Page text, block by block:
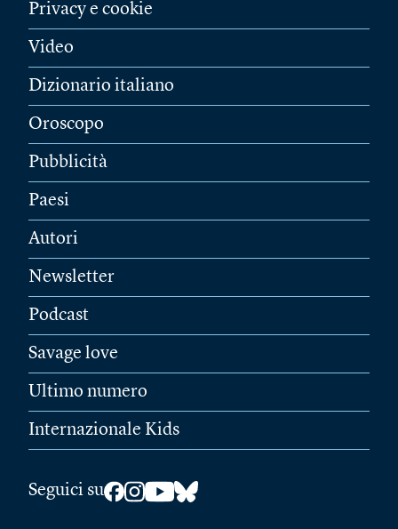
Privacy e cookie
Video
Dizionario italiano
Oroscopo
Pubblicità
Paesi
Autori
Newsletter
Podcast
Savage love
Ultimo numero
Internazionale Kids
Seguici su